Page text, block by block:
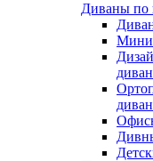
Диваны по